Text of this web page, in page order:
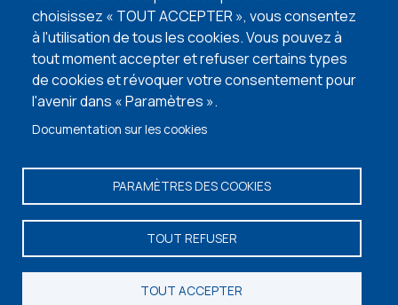
choisissez « TOUT ACCEPTER », vous consentez
à l'utilisation de tous les cookies. Vous pouvez à
tout moment accepter et refuser certains types
de cookies et révoquer votre consentement pour
l'avenir dans « Paramètres ».
Documentation sur les cookies
PARAMÈTRES DES COOKIES
TOUT REFUSER
TOUT ACCEPTER
Facebook-Instagram